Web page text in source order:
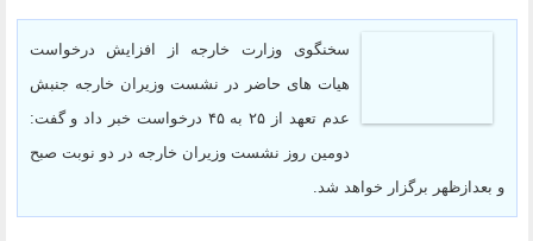
سخنگوی وزارت خارجه از افزایش درخواست
هیات های حاضر در نشست وزیران خارجه جنبش
عدم تعهد از ۲۵ به ۴۵ درخواست خبر داد و گفت:
دومین روز نشست وزیران خارجه در دو نوبت صبح
و بعدازظهر برگزار خواهد شد.